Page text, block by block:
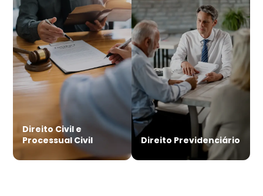
Direito Civil e
Processual Civil
Direito Previdenciário